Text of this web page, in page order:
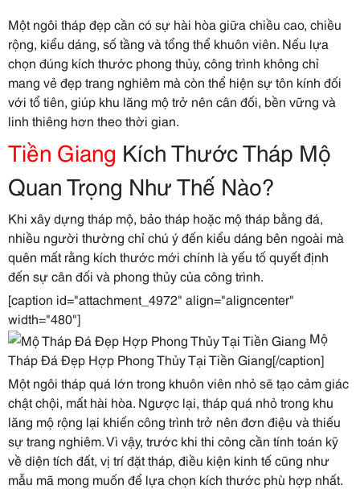
Một ngôi tháp đẹp cần có sự hài hòa giữa chiều cao, chiều
rộng, kiểu dáng, số tầng và tổng thể khuôn viên. Nếu lựa
chọn đúng kích thước phong thủy, công trình không chỉ
mang vẻ đẹp trang nghiêm mà còn thể hiện sự tôn kính đối
với tổ tiên, giúp khu lăng mộ trở nên cân đối, bền vững và
linh thiêng hơn theo thời gian.
Tiền Giang Kích Thước Tháp Mộ
Quan Trọng Như Thế Nào?
Khi xây dựng tháp mộ, bảo tháp hoặc mộ tháp bằng đá,
nhiều người thường chỉ chú ý đến kiểu dáng bên ngoài mà
quên mất rằng kích thước mới chính là yếu tố quyết định
đến sự cân đối và phong thủy của công trình.
[caption id="attachment_4972" align="aligncenter"
width="480"]
Mộ
Tháp Đá Đẹp Hợp Phong Thủy Tại Tiền Giang[/caption]
Một ngôi tháp quá lớn trong khuôn viên nhỏ sẽ tạo cảm giác
chật chội, mất hài hòa. Ngược lại, tháp quá nhỏ trong khu
lăng mộ rộng lại khiến công trình trở nên đơn điệu và thiếu
sự trang nghiêm. Vì vậy, trước khi thi công cần tính toán kỹ
về diện tích đất, vị trí đặt tháp, điều kiện kinh tế cũng như
mẫu mã mong muốn để lựa chọn kích thước phù hợp nhất.